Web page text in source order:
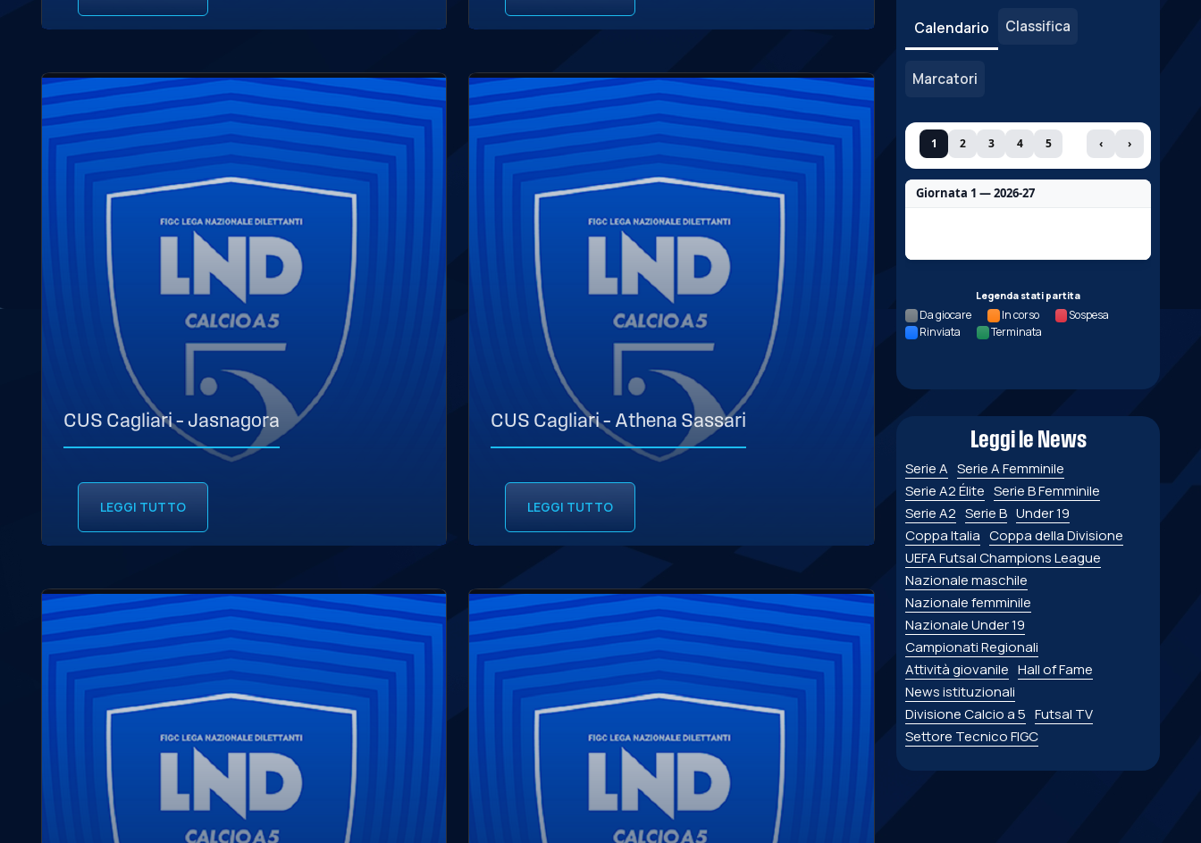
CUS Cagliari – Jasnagora
LEGGI TUTTO
CUS Cagliari – Athena Sassari
LEGGI TUTTO
Calendario Classifica
Marcatori
1 2 3 4 5 ‹ ›
Giornata 1 — 2026-27
Legenda stati partita
Da giocare In corso
Sospesa
Rinviata
Terminata
Leggi le News
Serie A Serie A Femminile
Serie A2 Élite Serie B Femminile
Serie A2 Serie B Under 19
Coppa Italia Coppa della Divisione
UEFA Futsal Champions League
Nazionale maschile
Nazionale femminile
Nazionale Under 19
Campionati Regionali
Attività giovanile Hall of Fame
News istituzionali
Divisione Calcio a 5 Futsal TV
Settore Tecnico FIGC